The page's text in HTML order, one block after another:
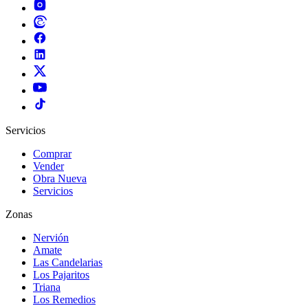
Servicios
Comprar
Vender
Obra Nueva
Servicios
Zonas
Nervión
Amate
Las Candelarias
Los Pajaritos
Triana
Los Remedios